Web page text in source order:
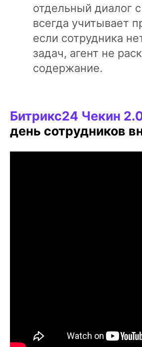
отдельный диалог
всегда учитывает
если сотрудника
задач, агент не
содержание.
Битрикс24 Чекин
день сотрудников